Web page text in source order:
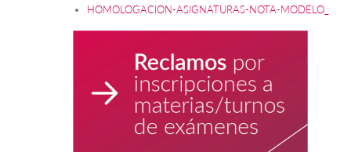
HOMOLOGACION-ASIGNATURAS-NOTA-MODELO_